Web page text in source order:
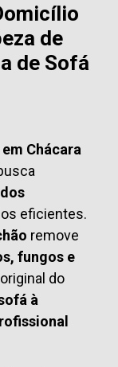
de
de Sofá
Chácara
eficientes.
remove
fungos e
do
à